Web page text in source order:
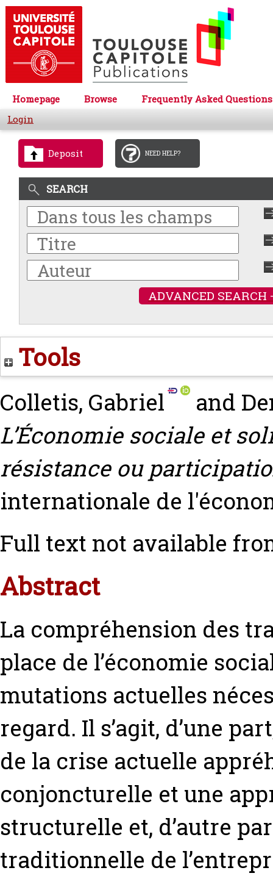
Homepage Browse
Frequently Asked Questions
Login
Deposit NEED HELP?
SEARCH
ADVANCED SEARCH
Tools
Colletis, Gabriel and
L’Économie sociale et
résistance ou
internationale de
Full text not available
Abstract
La compréhension des
place de l’économie
mutations actuelles
regard. Il s’agit, d’une
de la crise actuelle
conjoncturelle et une
structurelle et, d’autre
traditionnelle de